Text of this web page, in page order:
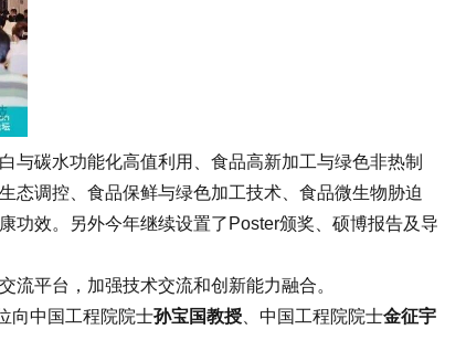
碳水功能化高值利用、食品高新加工与绿色非热制
态调控、食品保鲜与绿色加工技术、食品微生物胁迫
功效。另外今年继续设置了Poster颁奖、硕博报告及导
平台，加强技术交流和创新能力融合。
向中国工程院院士孙宝国教授 、中国工程院院士金征宇